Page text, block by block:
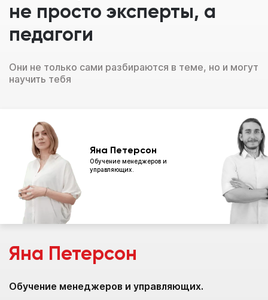
не просто эксперты, а
педагоги
Они не только сами разбираются в теме, но и могут
научить тебя
Яна Петерсон
Обучение менеджеров и
управляющих.
Яна Петерсон
Обучение менеджеров и управляющих.